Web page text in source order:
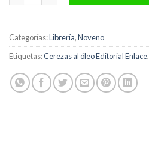
Categorías:Librería,Noveno
Etiquetas:Cerezas al óleo Editorial Enlace,